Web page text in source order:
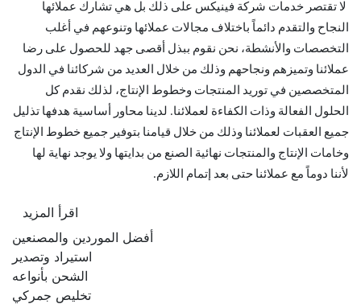
لا تقتصر خدمات شركة فينيكس على ذلك بل هي تشارك عملائها
النجاح والتقدم دائماً باختلاف مجالات عملائها وتنوعهم في أغلب
التخصصات والأنشطة، نحن نقوم ببذل أقصى جهد للحصول على رضا
عملائنا وتميزهم ونجاحهم وذلك من خلال العديد من شركائنا في الدول
المتخصصين في توريد المنتجات وخطوط الإنتاج، لذلك نقدم كل
الحلول الفعالة وذات الكفاءة لعملائنا. لدينا محاور أساسية هدفها تذليل
جميع العقبات لعملائنا وذلك من خلال قيامنا بتوفير جميع خطوط الإنتاج
وخامات الإنتاج والمنتجات نهائية الصنع من بدايتها ولا يوجد نهاية لها
لأننا دوماً مع عملائنا حتى بعد إتمام اللازم.
اقرأ المزيد
أفضل الموردين والمصنعين
استيراد وتصدير
الشحن بأنواعه
تخليص جمركي